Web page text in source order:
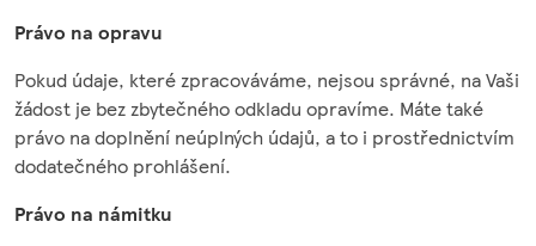
Právo na opravu
Pokud údaje, které zpracováváme, nejsou správné, na Vaši
žádost je bez zbytečného odkladu opravíme. Máte také
právo na doplnění neúplných údajů, a to i prostřednictvím
dodatečného prohlášení.
Právo na námitku